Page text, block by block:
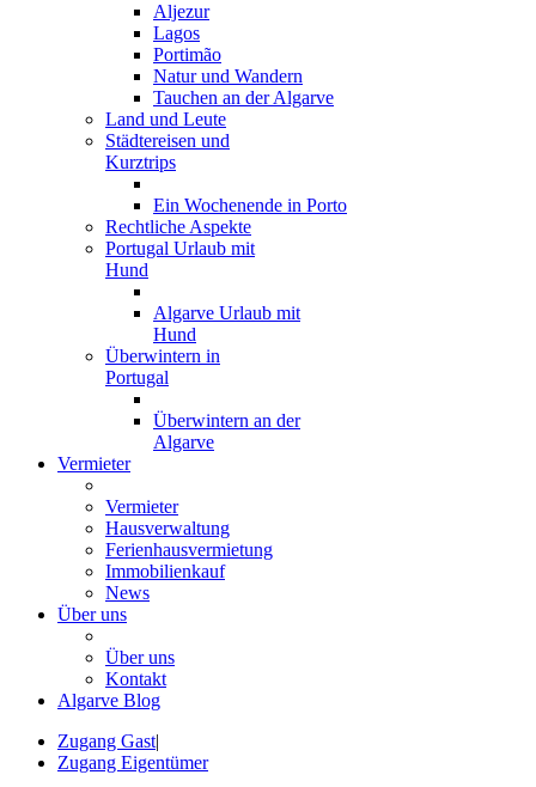
Aljezur
Lagos
Portimão
Natur und Wandern
Tauchen an der Algarve
Land und Leute
Städtereisen und
Kurztrips
Ein Wochenende in Porto
Rechtliche Aspekte
Portugal Urlaub mit
Hund
Algarve Urlaub mit
Hund
Überwintern in
Portugal
Überwintern an der
Algarve
Vermieter
Vermieter
Hausverwaltung
Ferienhausvermietung
Immobilienkauf
News
Über uns
Über uns
Kontakt
Algarve Blog
Zugang Gast|
Zugang Eigentümer